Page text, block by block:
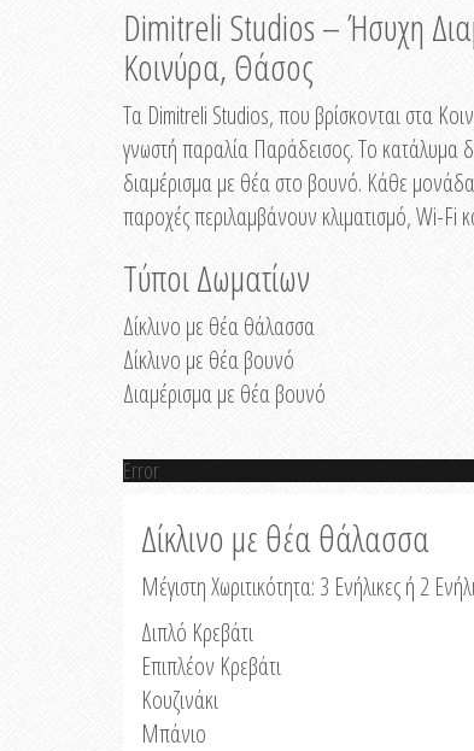
Dimitreli Studios – Ήσυχη
Κοινύρα, Θάσος
Τα Dimitreli Studios, που βρίσκονται στα
γνωστή παραλία Παράδεισος. Το κατάλυμα
διαμέρισμα με θέα στο βουνό. Κάθε μονάδα
παροχές περιλαμβάνουν κλιματισμό, Wi-Fi
Τύποι Δωματίων
Δίκλινο με θέα θάλασσα
Δίκλινο με θέα βουνό
Διαμέρισμα με θέα βουνό
Error
Δίκλινο με θέα θάλασσα
Μέγιστη Χωριτικότητα: 3 Ενήλικες ή 2
Διπλό Κρεβάτι
Επιπλέον Κρεβάτι
Κουζινάκι
Μπάνιο